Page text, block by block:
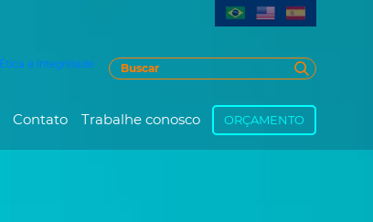
Contato Trabalhe conosco ORÇAMENTO